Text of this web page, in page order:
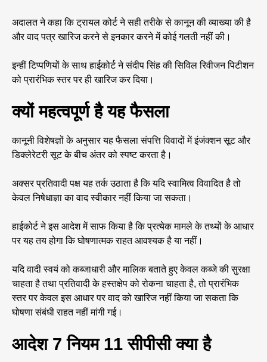
अदालत ने कहा कि ट्रायल कोर्ट ने सही तरीके से कानून की व्याख्या की है
और वाद पत्र खारिज करने से इनकार करने में कोई गलती नहीं की।
इन्हीं टिप्पणियों के साथ हाईकोर्ट ने संदीप सिंह की सिविल रिवीजन पिटीशन
को प्रारंभिक स्तर पर ही खारिज कर दिया।
क्यों महत्वपूर्ण है यह फैसला
कानूनी विशेषज्ञों के अनुसार यह फैसला संपत्ति विवादों में इंजंक्शन सूट और
डिक्लेरेटरी सूट के बीच अंतर को स्पष्ट करता है।
अक्सर प्रतिवादी पक्ष यह तर्क उठाता है कि यदि स्वामित्व विवादित है तो
केवल निषेधाज्ञा का वाद स्वीकार नहीं किया जा सकता।
हाईकोर्ट ने इस आदेश में साफ किया है कि प्रत्येक मामले के तथ्यों के आधार
पर यह तय होगा कि घोषणात्मक राहत आवश्यक है या नहीं।
यदि वादी स्वयं को कब्जाधारी और मालिक बताते हुए केवल कब्जे की सुरक्षा
चाहता है तथा प्रतिवादी के हस्तक्षेप को रोकना चाहता है, तो प्रारंभिक
स्तर पर केवल इस आधार पर वाद को खारिज नहीं किया जा सकता कि
घोषणा संबंधी राहत नहीं मांगी गई।
आदेश 7 नियम 11 सीपीसी क्या है